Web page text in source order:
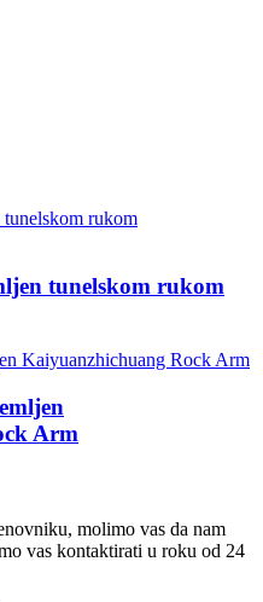
tunelskom rukom
Arm
molimo vas da nam
vas kontaktirati u roku od 24